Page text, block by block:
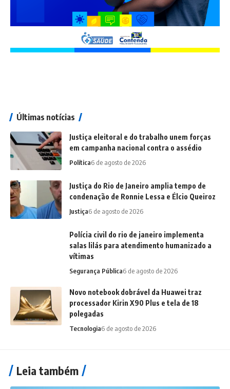
Últimas notícias
Justiça eleitoral e do trabalho unem forças
em campanha nacional contra o assédio
Política6 de agosto de 2026
Justiça do Rio de Janeiro amplia tempo de
condenação de Ronnie Lessa e Élcio Queiroz
Justiça6 de agosto de 2026
Polícia civil do rio de janeiro implementa
salas lilás para atendimento humanizado a
vítimas
Segurança Pública6 de agosto de 2026
Novo notebook dobrável da Huawei traz
processador Kirin X90 Plus e tela de 18
polegadas
Tecnologia6 de agosto de 2026
Leia também